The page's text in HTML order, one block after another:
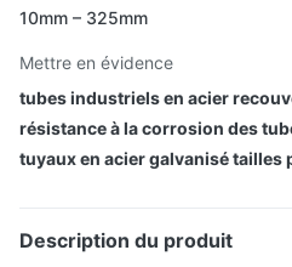
10mm – 325mm
Mettre en évidence
tubes industriels en acier
résistance à la corrosion des
tuyaux en acier galvanisé tailles
Description du produit